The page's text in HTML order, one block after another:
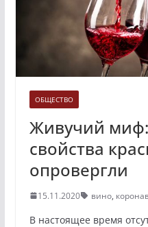
ОБЩЕСТВО
Живучий
свойства
опровергли
15.11.2020 вино,
В настоящее время